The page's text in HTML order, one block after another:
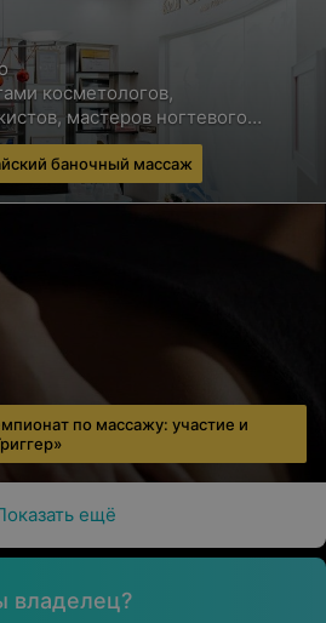
косметологов,
мастеров ногтевого
баночный массаж
по массажу: участие и
ещё
владелец?